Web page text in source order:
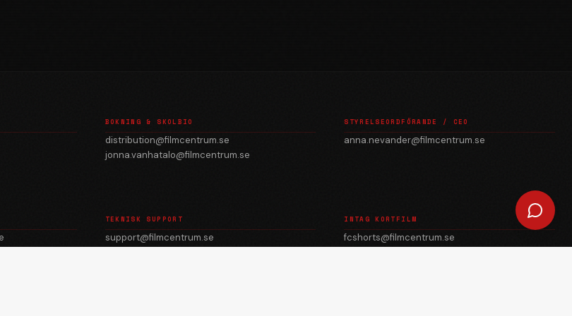
BOKNING & SKOLBIO
distribution@filmcentrum.se
jonna.vanhatalo@filmcentrum.se
STYRELSEORDFÖRANDE / CEO
anna.nevander@filmcentrum.se
TEKNISK SUPPORT
support@filmcentrum.se
INTAG KORTFILM
fcshorts@filmcentrum.se